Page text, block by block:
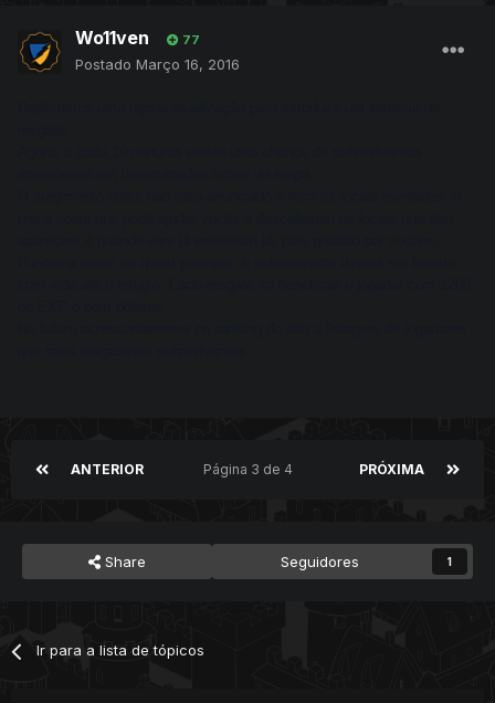
Wo11ven 77
Postado Março 16, 2016
ANTERIOR PRÓXIMA
Página 3 de 4
Share Seguidores 1
Ir para a lista de tópicos